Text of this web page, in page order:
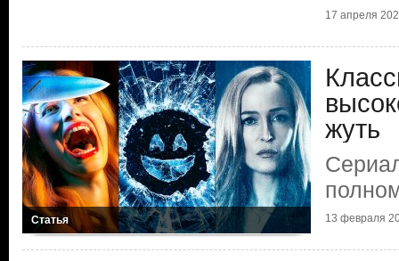
17 апреля
Статья
жуть
13 февраля